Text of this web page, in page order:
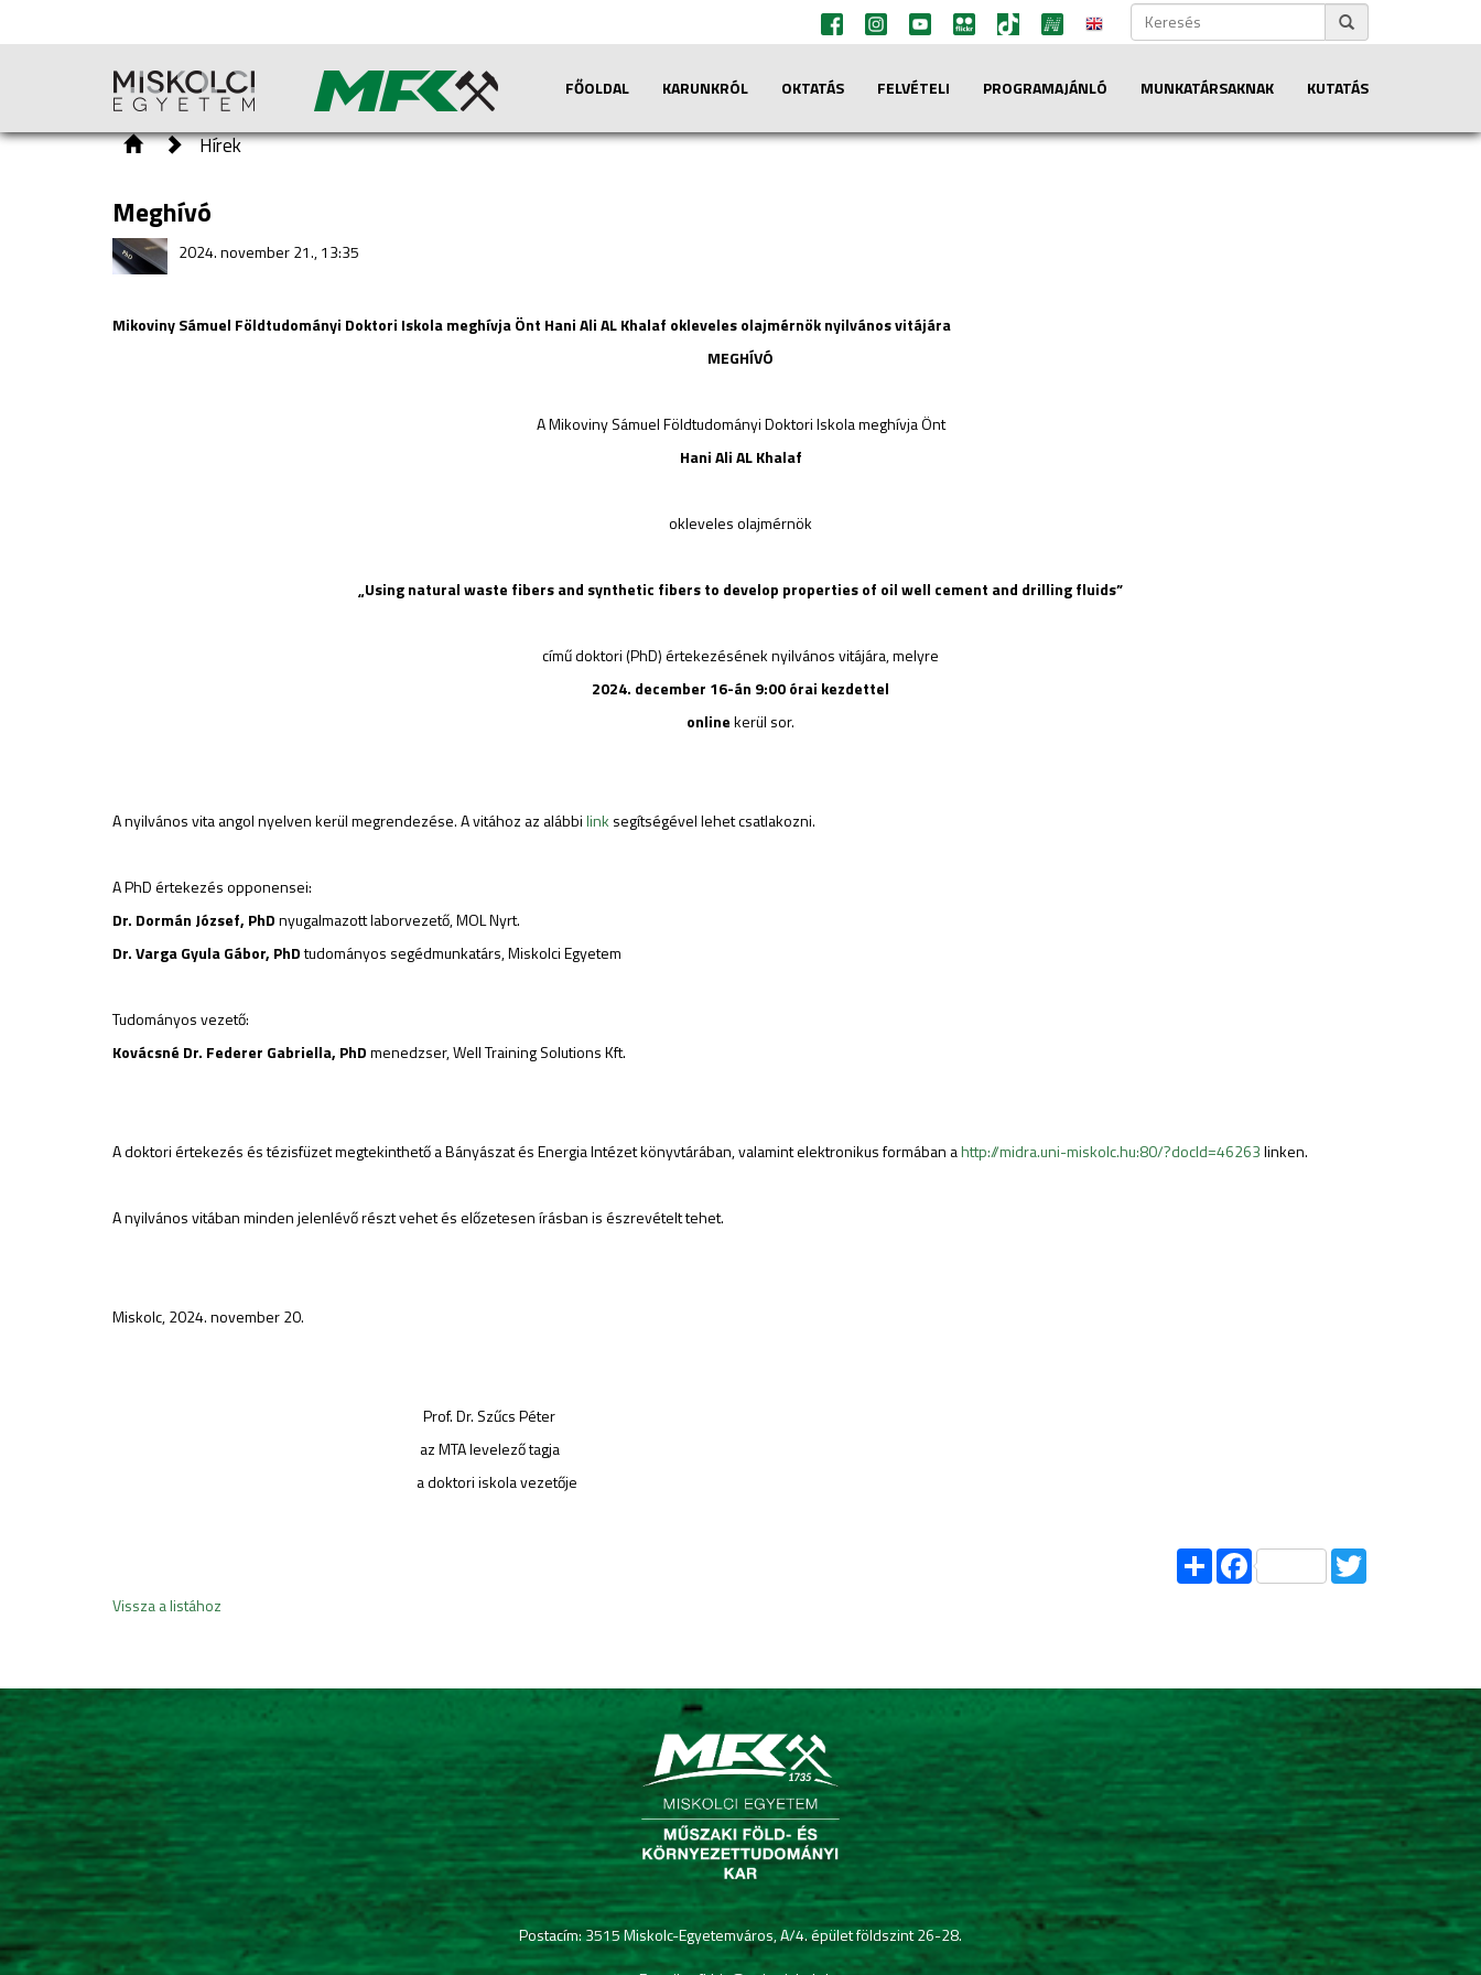
FŐOLDAL KARUNKRÓL OKTATÁS FELVÉTELI PROGRAMAJÁNLÓ MUNKATÁRSAKNAK KUTATÁS
Hírek
Meghívó
2024. november 21., 13:35
Mikoviny Sámuel Földtudományi Doktori Iskola meghívja Önt Hani Ali AL Khalaf okleveles olajmérnök nyilvános vitájára
MEGHÍVÓ
A Mikoviny Sámuel Földtudományi Doktori Iskola meghívja Önt
Hani Ali AL Khalaf
okleveles olajmérnök
„Using natural waste fibers and synthetic fibers to develop properties of oil well cement and drilling fluids”
című doktori (PhD) értekezésének nyilvános vitájára, melyre
2024. december 16-án 9:00 órai kezdettel
onlinekerül sor.
A nyilvános vita angol nyelven kerül megrendezése. A vitához az alábbilink segítségével lehet csatlakozni.
A PhD értekezés opponensei:
Dr. Dormán József, PhDnyugalmazott laborvezető, MOL Nyrt.
Dr. Varga Gyula Gábor, PhDtudományos segédmunkatárs, Miskolci Egyetem
Tudományos vezető:
Kovácsné Dr. Federer Gabriella, PhDmenedzser, Well Training Solutions Kft.
A doktori értekezés és tézisfüzet megtekinthető a Bányászat és Energia Intézet könyvtárában, valamint elektronikus formában ahttp://midra.uni-miskolc.hu:80/?docId=46263linken.
A nyilvános vitában minden jelenlévő részt vehet és előzetesen írásban is észrevételt tehet.
Miskolc, 2024. november 20.
Prof. Dr. Szűcs Péter
az MTA levelező tagja
a doktori iskola vezetője
ShareFacebook
Vissza a listához
Postacím: 3515 Miskolc-Egyetemváros, A/4. épület földszint 26-28.